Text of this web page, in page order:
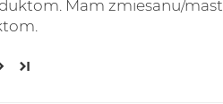
Mam zmiesanu/